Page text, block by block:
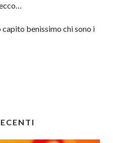
benissimo chi sono i